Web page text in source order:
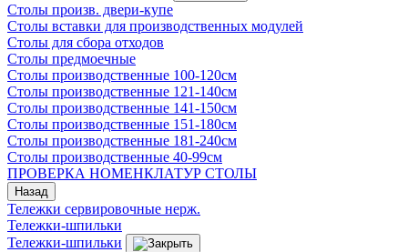
Столы произв. двери-купе
Столы вставки для производственных модулей
Столы для сбора отходов
Столы предмоечные
Столы производственные 100-120см
Столы производственные 121-140см
Столы производственные 141-150см
Столы производственные 151-180см
Столы производственные 181-240см
Столы производственные 40-99см
ПРОВЕРКА НОМЕНКЛАТУР СТОЛЫ
Назад
Тележки сервировочные нерж.
Тележки-шпильки
Тележки-шпильки